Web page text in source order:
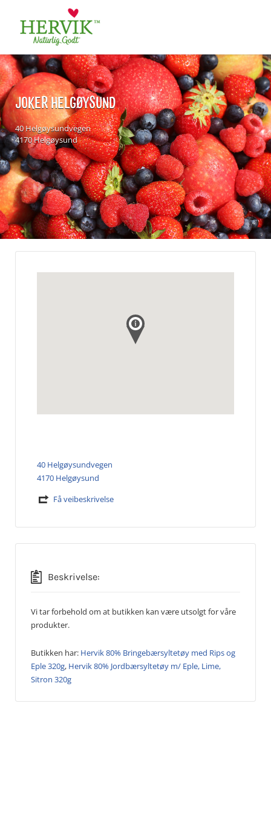
for:
JOKER HELGØYSUND
40 Helgøysundvegen
4170 Helgøysund
40 Helgøysundvegen
4170 Helgøysund
Få veibeskrivelse
Beskrivelse:
Vi tar forbehold om at butikken kan være utsolgt for våre
produkter.
Butikken har: Hervik 80% Bringebærsyltetøy med Rips og
Eple 320g, Hervik 80% Jordbærsyltetøy m/ Eple, Lime,
Sitron 320g